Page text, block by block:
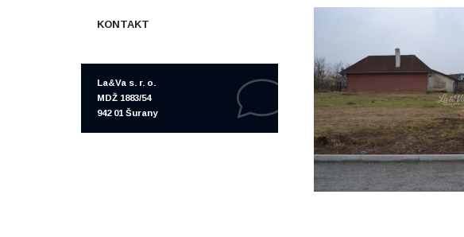
KONTAKT
La&Va s. r. o.
MDŽ 1883/54
942 01 Šurany